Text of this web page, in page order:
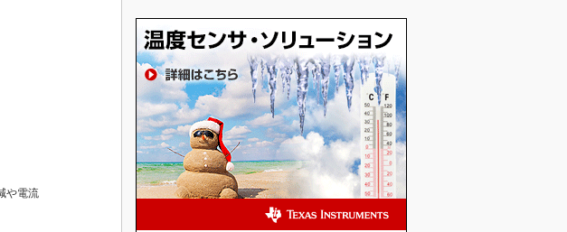
や電流